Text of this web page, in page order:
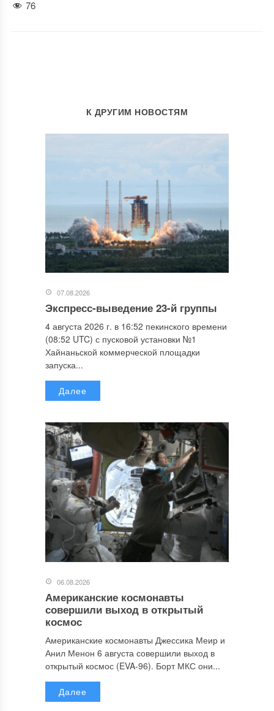
76
К ДРУГИМ НОВОСТЯМ
07.08.2026
Экспресс-выведение 23-й группы
4 августа 2026 г. в 16:52 пекинского времени
(08:52 UTC) с пусковой установки №1
Хайнаньской коммерческой площадки
запуска...
Далее
06.08.2026
Американские космонавты
совершили выход в открытый
космос
Американские космонавты Джессика Меир и
Анил Менон 6 августа совершили выход в
открытый космос (EVA-96). Борт МКС они...
Далее